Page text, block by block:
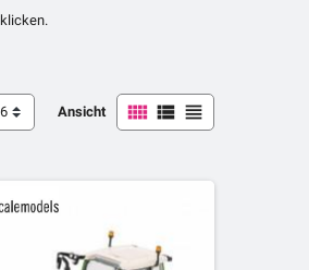
Ansicht   